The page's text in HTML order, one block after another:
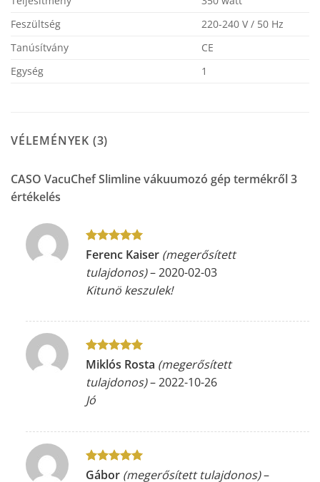
Feszültség
220-240 V / 50 Hz
Tanúsítvány
CE
Egység
1
VÉLEMÉNYEK (3)
CASO VacuChef Slimline vákuumozó géptermékről 3
értékelés
Értékelés:5
Ferenc Kaiser (megerősített
tulajdonos)–2020-02-03
Kitunö keszulek!
Értékelés:5
Miklós Rosta (megerősített
tulajdonos)–2022-10-26
Jó
Értékelés:5
Gábor (megerősített tulajdonos)–